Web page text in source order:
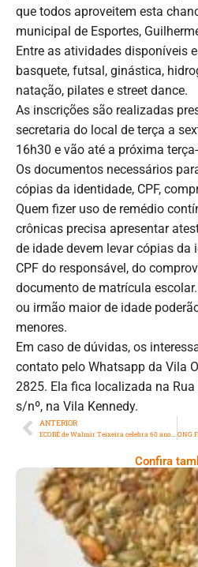
que todos aproveitem esta
municipal de Esportes,
Entre as atividades disponíveis
basquete, futsal, ginástica,
natação, pilates e street dance.
As inscrições são realizadas
secretaria do local de terça a
16h30 e vão até a próxima
Os documentos necessários
cópias da identidade, CPF,
Quem fizer uso de remédio
crônicas precisa apresentar
de idade devem levar cópias da
CPF do responsável, do
documento de matrícula
ou irmão maior de idade
menores.
Em caso de dúvidas, os
contato pelo Whatsapp da Vila
2825. Ela fica localizada na
s/nº, na Vila Kennedy.
ANTERIOR
Confira
Comer Bem: